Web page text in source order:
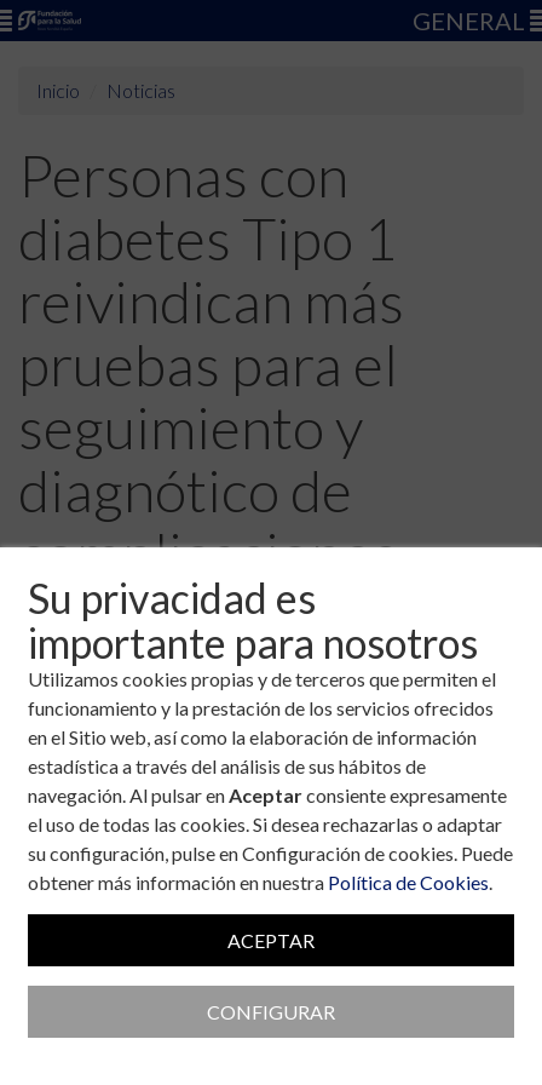
Su privacidad es
importante para nosotros
Utilizamos cookies propias y de terceros que permiten el
funcionamiento y la prestación de los servicios ofrecidos
en el Sitio web, así como la elaboración de información
estadística a través del análisis de sus hábitos de
navegación. Al pulsar enAceptarconsiente expresamente
el uso de todas las cookies. Si desea rechazarlas o adaptar
su configuración, pulse en Configuración de cookies. Puede
obtener más información en nuestra Política de Cookies.
ACEPTAR
CONFIGURAR
GENERAL
Inicio Noticias
Personas con
diabetes Tipo 1
reivindican más
pruebas para el
seguimiento y
diagnótico de
complicaciones
asociadas
13 de noviembre, 2007
Descargar fichero de la noticia completa (formato